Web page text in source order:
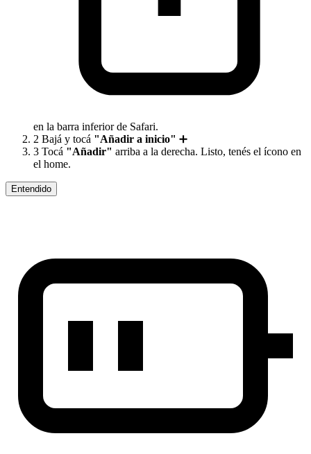
en la barra inferior de Safari.
2 Bajá y tocá "Añadir a inicio" ➕
3 Tocá "Añadir" arriba a la derecha. Listo, tenés el ícono en
el home.
Entendido